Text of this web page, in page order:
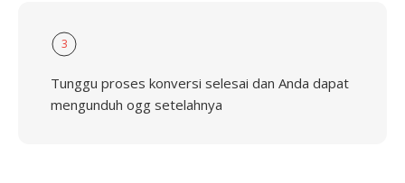
3
Tunggu proses konversi selesai dan Anda dapat
mengunduh ogg setelahnya